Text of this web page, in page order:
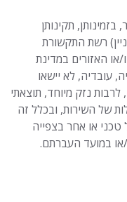
בזמינותן, תקינותן
רשת התקשורת
או האזורים במדינת
עובדיה, לא יישאו
נזק מיוחד, תוצאתי
של השירות, ובכלל זה
או אחר בצפייה
או במועד העברתם.